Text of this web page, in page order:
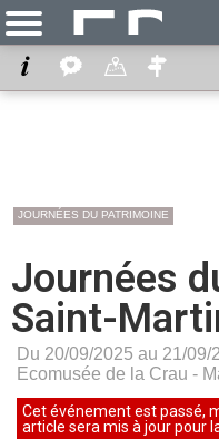
JOURNÉES DU PATRIMOINE
Journées
Saint-
Du 20/09/2025 au 21/09/
Ecomusée de la Crau -
Cet événement est passé,
article sera mis à jour pour